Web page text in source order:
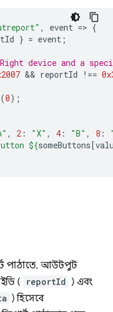
, event => {
} = event ;
device and a
&& reportId !==
(0);
, 2 : "X" , 4 : "B" , 8 :
${someButtons[
পাঠাতে, আউটপুট
(
reportId ) এবং
) হিসেবে